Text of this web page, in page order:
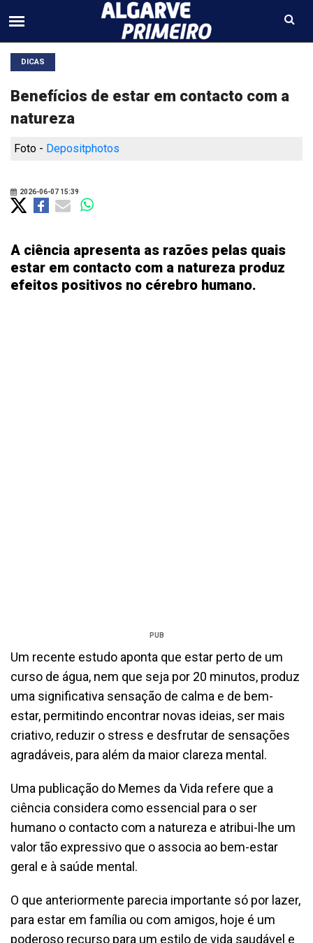
DICAS
Benefícios de estar em contacto com a
natureza
Foto - Depositphotos
2026-06-07 15:39
A ciência apresenta as razões pelas quais
estar em contacto com a natureza produz
efeitos positivos no cérebro humano.
PUB
Um recente estudo aponta que estar perto de um
curso de água, nem que seja por 20 minutos, produz
uma significativa sensação de calma e de bem-
estar, permitindo encontrar novas ideias, ser mais
criativo, reduzir o stress e desfrutar de sensações
agradáveis, para além da maior clareza mental.
Uma publicação do Memes da Vida refere que a
ciência considera como essencial para o ser
humano o contacto com a natureza e atribui-lhe um
valor tão expressivo que o associa ao bem-estar
geral e à saúde mental.
O que anteriormente parecia importante só por lazer,
para estar em família ou com amigos, hoje é um
poderoso recurso para um estilo de vida saudável e